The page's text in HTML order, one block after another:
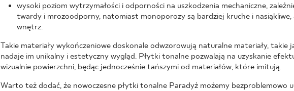
wysoki poziom wytrzymałości i odporności na uszkodzenia mechaniczne,
twardy i mrozoodporny, natomiast monoporozy są bardziej kruche i nasiąkliwe,
wnętrz.
Takie materiały wykończeniowe doskonale odwzorowują naturalne materiały, takie
nadaje im unikalny i estetyczny wygląd. Płytki tonalne pozwalają na uzyskanie
wizualnie powierzchni, będąc jednocześnie tańszymi od materiałów, które imitują.
Warto też dodać, że nowoczesne płytki tonalne Paradyż możemy bezproblemowo